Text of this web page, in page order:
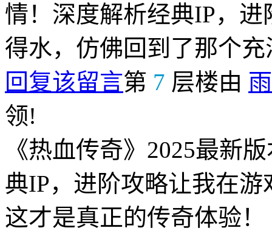
情！深度解析经典IP，
得水，仿佛回到了那个
回复该留言第 7 层楼由
领!
《热血传奇》2025最新
典IP，进阶攻略让我在
这才是真正的传奇体验！